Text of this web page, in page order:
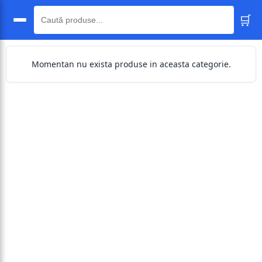
🛒
Momentan nu exista produse in aceasta categorie.